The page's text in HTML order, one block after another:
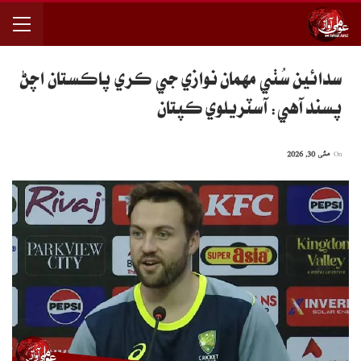
سدائين سُٺي مهمان نوازي جي ڪري پاڪستان اچڻ
پسند آهي: آسٽريلوي ڪپتان
مئی 30, 2026